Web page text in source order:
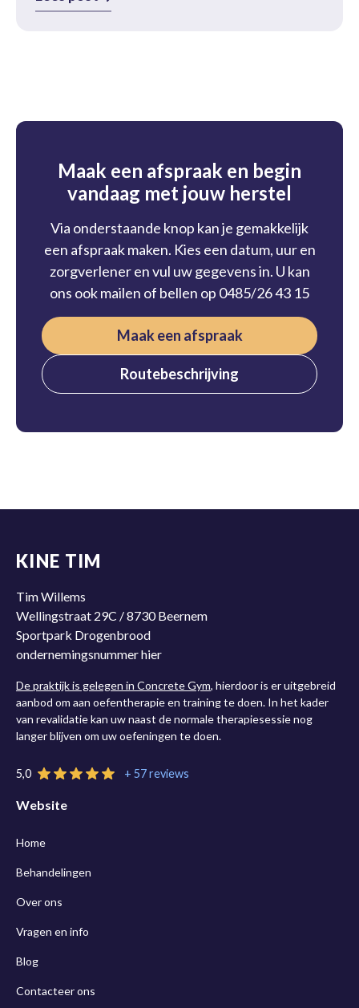
Maak een afspraak en begin
vandaag met jouw herstel
Via onderstaande knop kan je gemakkelijk
een afspraak maken. Kies een datum, uur en
zorgverlener en vul uw gegevens in. U kan
ons ook mailen of bellen op 0485/26 43 15
Maak een afspraak
Routebeschrijving
KINE TIM
Tim Willems
Wellingstraat 29C / 8730 Beernem
Sportpark Drogenbrood
ondernemingsnummer hier
De praktijk is gelegen in Concrete Gym, hierdoor is er uitgebreid
aanbod om aan oefentherapie en training te doen. In het kader
van revalidatie kan uw naast de normale therapiesessie nog
langer blijven om uw oefeningen te doen.
5,0 + 57 reviews
Website
Home
Behandelingen
Over ons
Vragen en info
Blog
Contacteer ons